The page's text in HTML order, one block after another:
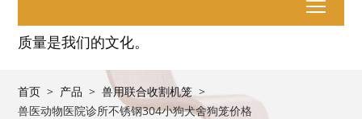
质量是我们的文化。
首页 > 产品 > 兽用联合收割机笼 >
兽医动物医院诊所不锈钢304小狗犬舍狗笼价格